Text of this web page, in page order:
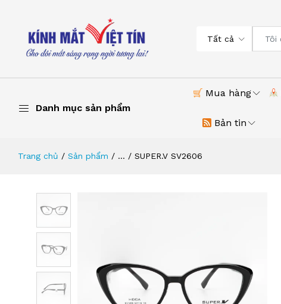
Tất cả
Danh mục sản phẩm
Mua hàng
Bản tin
Trang chủ Sản phẩm ... SUPER.V SV2606